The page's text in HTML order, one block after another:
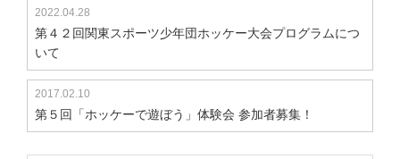
2022.04.28
第４２回関東スポーツ少年団ホッケー大会プログラムにつ
いて
2017.02.10
第５回「ホッケーで遊ぼう」体験会 参加者募集！